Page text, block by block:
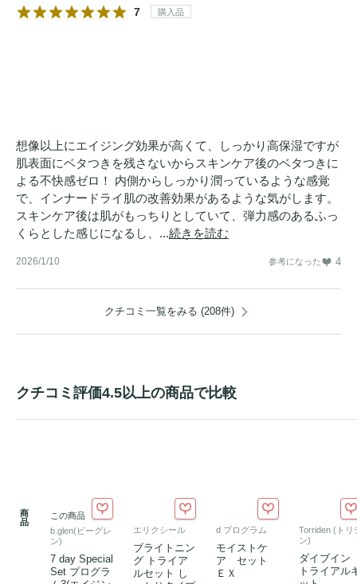
7 購入品
想像以上にエイジング効果が高くて、しっかり高保湿ですが
肌表面にベタつきを残さないからスキンケア後のベタつきに
よる不快感ゼロ！ 内側からしっかり潤っているような感覚
で、インナードライ肌の改善効果があるような気がします。
スキンケア後は肌がもっちりとしていて、弾力感のあるふっ
くらとした感じになるし、...続きを読む
2026/1/10 参考になった 4
クチコミ一覧をみる (208件)
クチコミ評価4.5以上の商品で比較
商
品
この商品
b.glen(ビーグレ
ン)
7 day Special
Set プログラ
エリクシール
ブライトニン
グ トライア
ルセット し
d プログラム
モイストケ
ア セット
ＥＸ
Torriden (トリ
ン)
ダイブイン
トライアル